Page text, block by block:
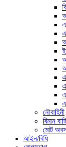
নৌবাহিনী
বিমান
মোট
আইন/বিধি